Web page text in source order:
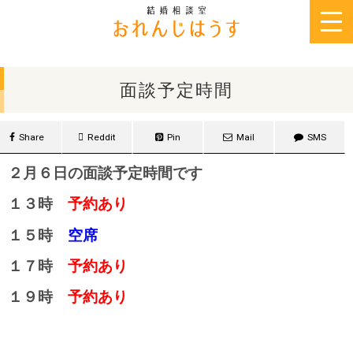
面談予定時間
Share Reddit Pin Mail SMS
２月６日の面談予定時間です
１３時 予約あり
１５時 空席
１７時 予約あり
１９時 予約あり